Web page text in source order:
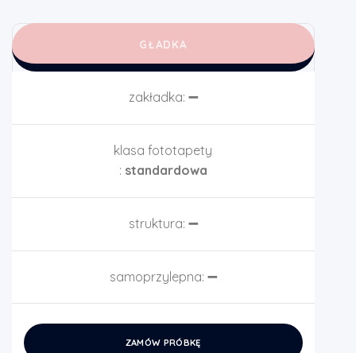
GŁADKA
zakładka: ➖
klasa fototapety
: standardowa
struktura: ➖
samoprzylepna: ➖
ZAMÓW PRÓBKĘ